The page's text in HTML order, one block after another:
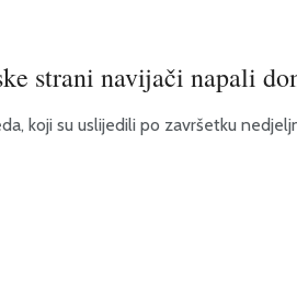
strani navijači napali
koji su uslijedili po završetku